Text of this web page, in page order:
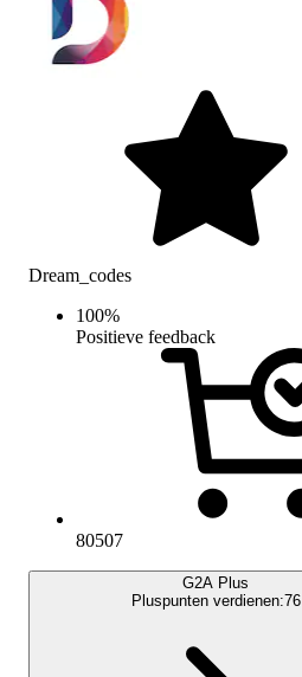
Dream_codes
100%
Positieve feedback
80507
G2A Plus
Pluspunten verdienen:76